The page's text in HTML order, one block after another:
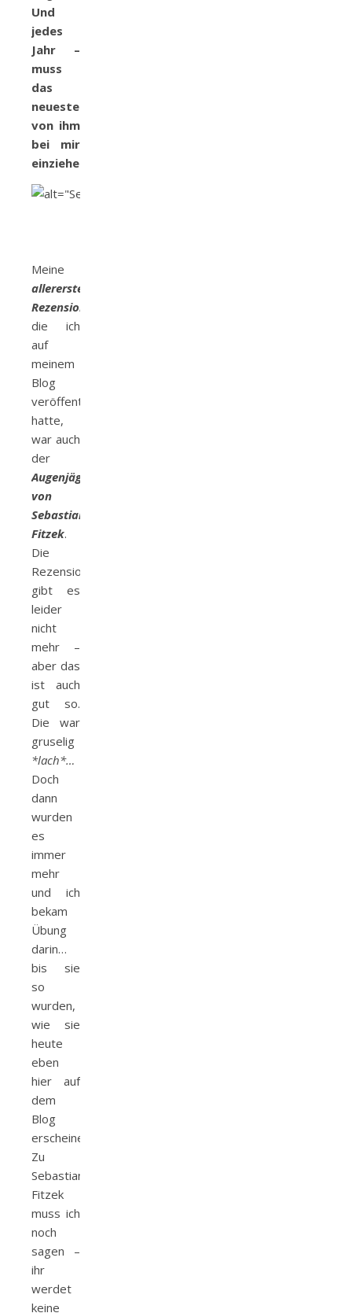
Und
jedes
Jahr –
muss
das
neueste
von ihm
bei mir
einziehen.
Meine
allererste
Rezension
die ich
auf
meinem
Blog
veröffentlicht
hatte,
war auch
der
Augenjäger
von
Sebastian
Fitzek.
Die
Rezension
gibt es
leider
nicht
mehr –
aber das
ist auch
gut so.
Die war
gruselig
*lach*…
Doch
dann
wurden
es
immer
mehr
und ich
bekam
Übung
darin…
bis sie
so
wurden,
wie sie
heute
eben
hier auf
dem
Blog
erscheinen.
Zu
Sebastian
Fitzek
muss ich
noch
sagen –
ihr
werdet
keine